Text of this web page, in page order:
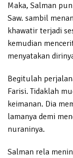
Maka, Salman
Saw. sambil
khawatir terjadi
kemudian
menyatakan
Begitulah
Farisi. Tidaklah
keimanan. Dia
lamanya demi
nuraninya.
Salman rela